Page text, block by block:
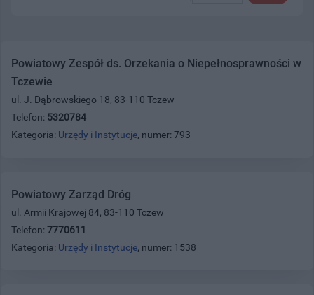
Powiatowy Zespół ds. Orzekania o Niepełnosprawności w
Tczewie
ul. J. Dąbrowskiego 18, 83-110 Tczew
Telefon: 5320784
Kategoria: Urzędy i Instytucje, numer: 793
Powiatowy Zarząd Dróg
ul. Armii Krajowej 84, 83-110 Tczew
Telefon: 7770611
Kategoria: Urzędy i Instytucje, numer: 1538